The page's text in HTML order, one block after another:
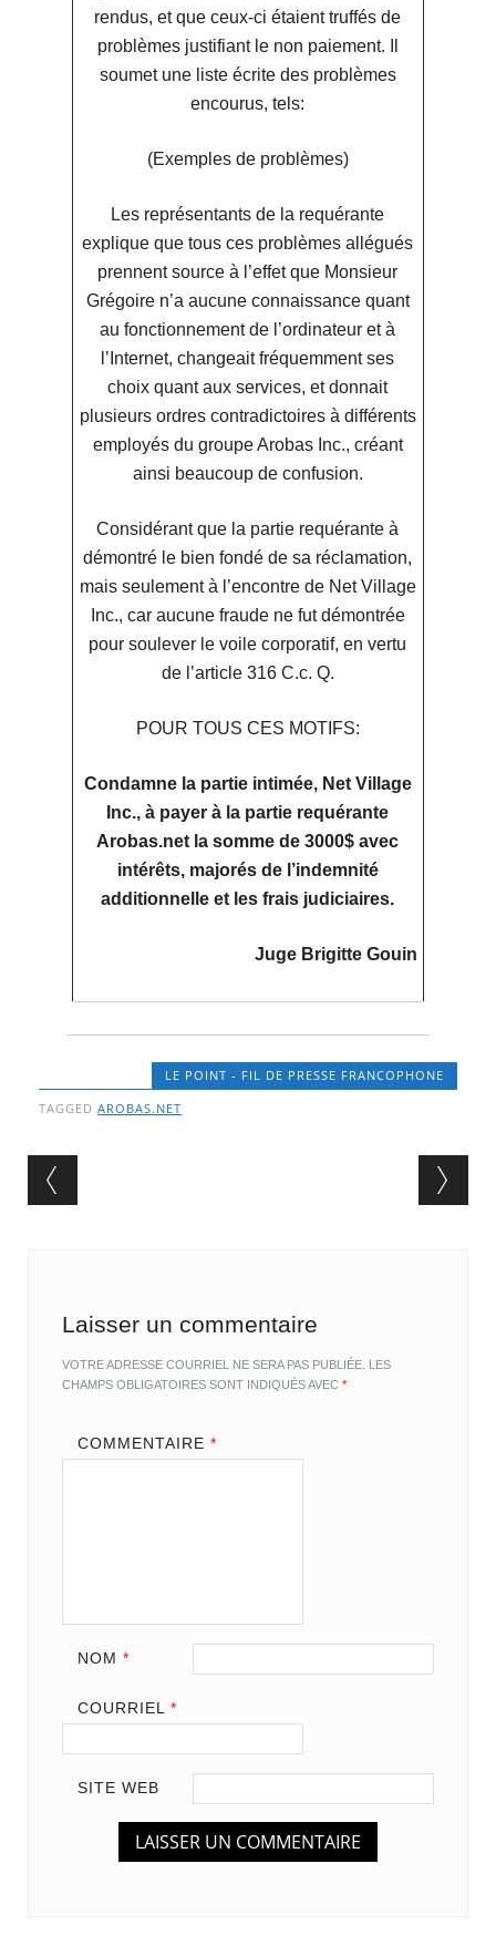
rendus, et que ceux-ci étaient truffés de
problèmes justifiant le non paiement. Il
soumet une liste écrite des problèmes
encourus, tels:
(Exemples de problèmes)
Les représentants de la requérante
explique que tous ces problèmes allégués
prennent source à l’effet que Monsieur
Grégoire n’a aucune connaissance quant
au fonctionnement de l’ordinateur et à
l’Internet, changeait fréquemment ses
choix quant aux services, et donnait
plusieurs ordres contradictoires à différents
employés du groupe Arobas Inc., créant
ainsi beaucoup de confusion.
Considérant que la partie requérante à
démontré le bien fondé de sa réclamation,
mais seulement à l’encontre de Net Village
Inc., car aucune fraude ne fut démontrée
pour soulever le voile corporatif, en vertu
de l’article 316 C.c. Q.
POUR TOUS CES MOTIFS:
Condamne la partie intimée, Net Village
Inc., à payer à la partie requérante
Arobas.net la somme de 3000$ avec
intérêts, majorés de l’indemnité
additionnelle et les frais judiciaires.
Juge Brigitte Gouin
LE POINT - FIL DE PRESSE FRANCOPHONE
TAGGEDAROBAS.NET
Post navigation
Laisser un commentaire
VOTRE ADRESSE COURRIEL NE SERA PAS PUBLIÉE. LES
CHAMPS OBLIGATOIRES SONT INDIQUÉS AVEC*
COMMENTAIRE *
NOM *
COURRIEL *
SITE WEB